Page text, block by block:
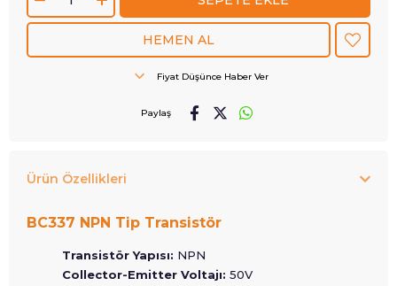
Fiyat Düşünce Haber Ver
Paylaş
Ürün Özellikleri
BC337 NPN Tip Transistör
Transistör Yapısı: NPN
Collector-Emitter Voltajı: 50V